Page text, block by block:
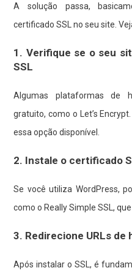
A solução passa,
certificado SSL no seu site.
1. Verifique se o seu
SSL
Algumas plataformas de
gratuito, como o Let’s
essa opção disponível.
2. Instale o certificado
Se você utiliza WordPress,
como o Really Simple SSL,
3. Redirecione URLs
Após instalar o SSL, é